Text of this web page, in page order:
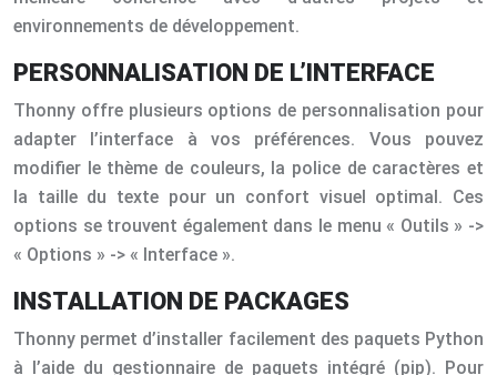
environnements de développement.
PERSONNALISATION DE L’INTERFACE
Thonny offre plusieurs options de personnalisation pour
adapter l’interface à vos préférences. Vous pouvez
modifier le thème de couleurs, la police de caractères et
la taille du texte pour un confort visuel optimal. Ces
options se trouvent également dans le menu « Outils » ->
« Options » -> « Interface ».
INSTALLATION DE PACKAGES
Thonny permet d’installer facilement des paquets Python
à l’aide du gestionnaire de paquets intégré (pip). Pour